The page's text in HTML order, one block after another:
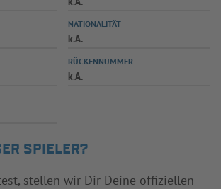
SPIELPLUS
NATIONALITÄT
k.A.
RÜCKENNUMMER
k.A.
SPIELER?
stellen wir Dir Deine offiziellen